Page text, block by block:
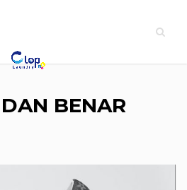
BENAR